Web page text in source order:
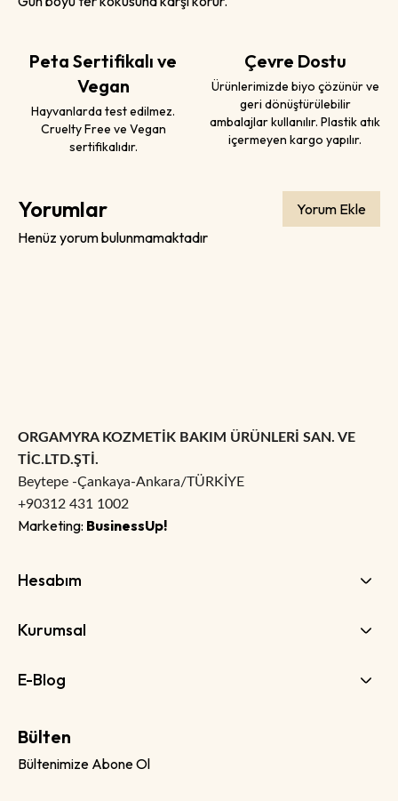
Peta Sertifikalı ve
Vegan
Hayvanlarda test edilmez.
Cruelty Free ve Vegan
sertifikalıdır.
Çevre Dostu
Ürünlerimizde biyo çözünür ve
geri dönüştürülebilir
ambalajlar kullanılır. Plastik atık
içermeyen kargo yapılır.
Yorumlar
Yorum Ekle
Henüz yorum bulunmamaktadır
ORGAMYRA KOZMETİK BAKIM ÜRÜNLERİ SAN. VE
TİC.LTD.ŞTİ.
Beytepe -Çankaya-Ankara/TÜRKİYE
+90312 431 1002
Marketing: BusinessUp!
Hesabım
Kurumsal
E-Blog
Bülten
Bültenimize Abone Ol